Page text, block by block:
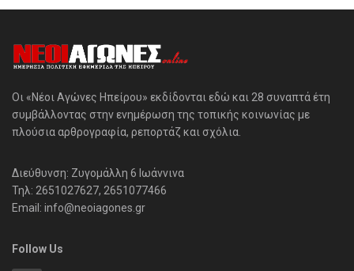
Οι «Νέοι Αγώνες Ηπείρου» εκδίδονται εδώ και 28 συναπτά έτη
συμβάλλοντας στην ενημέρωση της τοπικής κοινωνίας με
πλούσια αρθρογραφία, ρεπορτάζ και σχόλια.
Διεύθυνση: Ζυγομάλλη 6 Ιωάννινα
Τηλ: 2651027627, 2651077466
Email: info@neoiagones.gr
Follow Us